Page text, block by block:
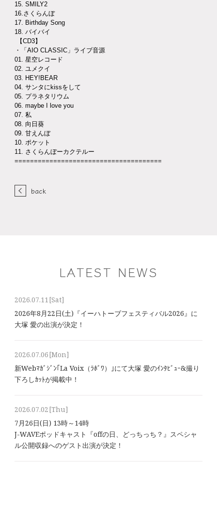
15. SMILY2
16.さくらんぼ
17. Birthday Song
18. バイバイ
【CD3】
・「AIO CLASSIC」ライブ音源
01. 星空レコード
02. ユメクイ
03. HEY!BEAR
04. サンタにkissをして
05. プラネタリウム
06. maybe I love you
07. 私
08. 向日葵
09. 甘えんぼ
10. ポケット
11. さくらんぼーカクテルー
======================================
back
LATEST NEWS
2026.07.11[Sat]
2026年8⽉22⽇(土)『イーハトーブフェスティバル2026』に
大塚 愛の出演が決定！
2026.07.06[Mon]
新Webﾏｶﾞｼﾞﾝ｢La Voix（ﾗﾎﾞﾜ）｣にて大塚 愛のｲﾝﾀﾋﾞｭｰ&撮り
下ろしｶｯﾄが掲載中！
2026.07.02[Thu]
7月26日(日) 13時～14時
J-WAVEポッドキャスト『offの日、どっちっち？』スペシャ
ル公開収録へのゲスト出演が決定！